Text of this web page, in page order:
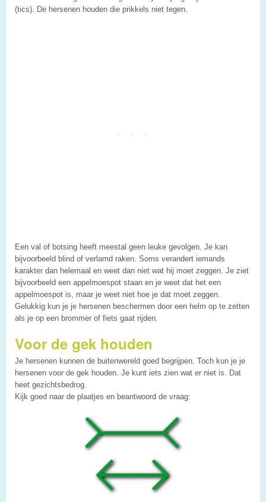
(tics). De hersenen houden die prikkels niet tegen.
Een val of botsing heeft meestal geen leuke gevolgen. Je kan
bijvoorbeeld blind of verlamd raken. Soms verandert iemands
karakter dan helemaal en weet dan niet wat hij moet zeggen. Je ziet
bijvoorbeeld een appelmoespot staan en je weet dat het een
appelmoespot is, maar je weet niet hoe je dat moet zeggen.
Gelukkig kun je je hersenen beschermen door een helm op te zetten
als je op een brommer of fiets gaat rijden.
Voor de gek houden
Je hersenen kunnen de buitenwereld goed begrijpen. Toch kun je je
hersenen voor de gek houden. Je kunt iets zien wat er niet is. Dat
heet gezichtsbedrog.
Kijk goed naar de plaatjes en beantwoord de vraag: